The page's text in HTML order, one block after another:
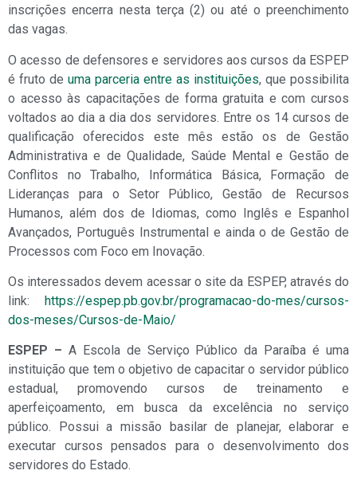
inscrições encerra nesta terça (2) ou até o preenchimento
das vagas.
O acesso de defensores e servidores aos cursos da ESPEP
é fruto de uma parceria entre as instituições, que possibilita
o acesso às capacitações de forma gratuita e com cursos
voltados ao dia a dia dos servidores. Entre os 14 cursos de
qualificação oferecidos este mês estão os de Gestão
Administrativa e de Qualidade, Saúde Mental e Gestão de
Conflitos no Trabalho, Informática Básica, Formação de
Lideranças para o Setor Público, Gestão de Recursos
Humanos, além dos de Idiomas, como Inglês e Espanhol
Avançados, Português Instrumental e ainda o de Gestão de
Processos com Foco em Inovação.
Os interessados devem acessar o site da ESPEP, através do
link: https://espep.pb.gov.br/programacao-do-mes/cursos-
dos-meses/Cursos-de-Maio/
ESPEP – A Escola de Serviço Público da Paraíba é uma
instituição que tem o objetivo de capacitar o servidor público
estadual, promovendo cursos de treinamento e
aperfeiçoamento, em busca da excelência no serviço
público. Possui a missão basilar de planejar, elaborar e
executar cursos pensados para o desenvolvimento dos
servidores do Estado.